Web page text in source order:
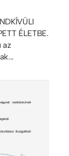
ÉLETBE.
az